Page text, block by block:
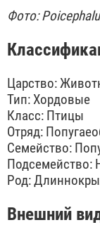
Фото:
Царство:
Тип: Хордовые
Класс: Птицы
Отряд:
Семейство:
Подсемейство:
Род:
Внешний